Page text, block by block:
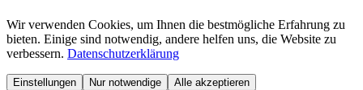
Wir verwenden Cookies, um Ihnen die bestmögliche Erfahrung zu
bieten. Einige sind notwendig, andere helfen uns, die Website zu
verbessern. Datenschutzerklärung
Einstellungen Nur notwendige Alle akzeptieren